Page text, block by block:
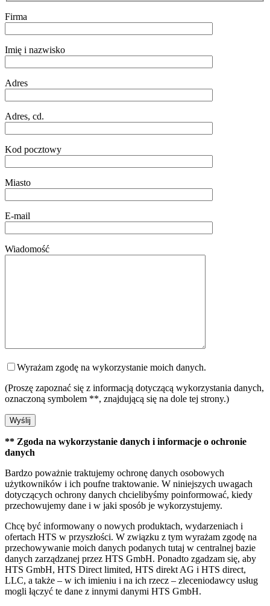
Firma
Imię i nazwisko
Adres
Adres, cd.
Kod pocztowy
Miasto
E-mail
Wiadomość
Wyrażam zgodę na wykorzystanie moich danych.
(Proszę zapoznać się z informacją dotyczącą wykorzystania danych,
oznaczoną symbolem **, znajdującą się na dole tej strony.)
** Zgoda na wykorzystanie danych i informacje o ochronie
danych
Bardzo poważnie traktujemy ochronę danych osobowych
użytkowników i ich poufne traktowanie. W niniejszych uwagach
dotyczących ochrony danych chcielibyśmy poinformować, kiedy
przechowujemy dane i w jaki sposób je wykorzystujemy.
Chcę być informowany o nowych produktach, wydarzeniach i
ofertach HTS w przyszłości. W związku z tym wyrażam zgodę na
przechowywanie moich danych podanych tutaj w centralnej bazie
danych zarządzanej przez HTS GmbH. Ponadto zgadzam się, aby
HTS GmbH, HTS Direct limited, HTS direkt AG i HTS direct,
LLC, a także – w ich imieniu i na ich rzecz – zleceniodawcy usług
mogli łączyć te dane z innymi danymi HTS GmbH.